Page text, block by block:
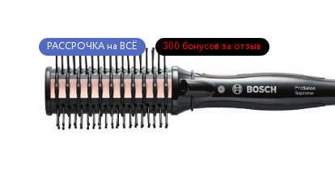
РАССРОЧКА на ВСЁ 300 бонусов за отзыв